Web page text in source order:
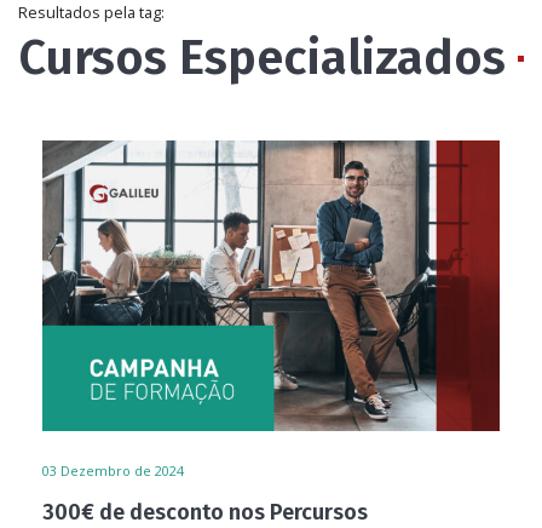
Resultados pela tag:
Cursos Especializados
03 Dezembro de 2024
300€ de desconto nos Percursos